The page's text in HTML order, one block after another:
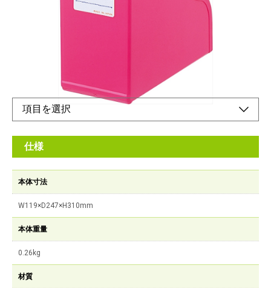
カラー心理効果で子供の心とコミュニケーション。ファイルなど
仕様
本体寸法
W119×D247×H310mm
本体重量
0.26kg
材質